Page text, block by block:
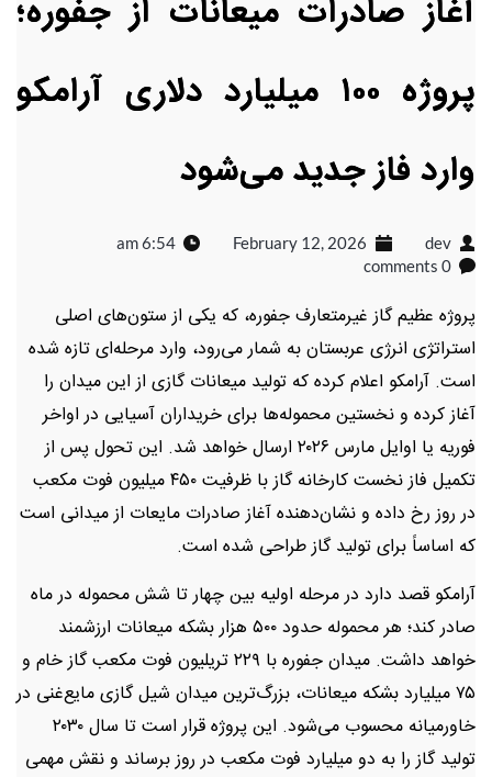
آغاز صادرات میعانات از جفوره؛
پروژه ۱۰۰ میلیارد دلاری آرامکو
وارد فاز جدید می‌شود
dev
February 12, 2026
6:54 am
0 comments
پروژه عظیم گاز غیرمتعارف جفوره، که یکی از ستون‌های اصلی
استراتژی انرژی عربستان به شمار می‌رود، وارد مرحله‌ای تازه شده
است. آرامکو اعلام کرده که تولید میعانات گازی از این میدان را
آغاز کرده و نخستین محموله‌ها برای خریداران آسیایی در اواخر
فوریه یا اوایل مارس ۲۰۲۶ ارسال خواهد شد. این تحول پس از
تکمیل فاز نخست کارخانه گاز با ظرفیت ۴۵۰ میلیون فوت مکعب
در روز رخ داده و نشان‌دهنده آغاز صادرات مایعات از میدانی است
که اساساً برای تولید گاز طراحی شده است.
آرامکو قصد دارد در مرحله اولیه بین چهار تا شش محموله در ماه
صادر کند؛ هر محموله حدود ۵۰۰ هزار بشکه میعانات ارزشمند
خواهد داشت. میدان جفوره با ۲۲۹ تریلیون فوت مکعب گاز خام و
۷۵ میلیارد بشکه میعانات، بزرگ‌ترین میدان شیل گازی مایع‌غنی در
خاورمیانه محسوب می‌شود. این پروژه قرار است تا سال ۲۰۳۰
تولید گاز را به دو میلیارد فوت مکعب در روز برساند و نقش مهمی